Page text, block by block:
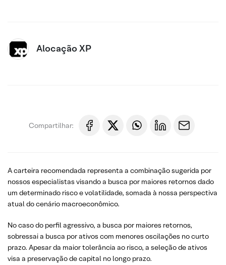
Alocação XP
Compartilhar:
A carteira recomendada representa a combinação sugerida por
nossos especialistas visando a busca por maiores retornos dado
um determinado risco e volatilidade, somada à nossa perspectiva
atual do cenário macroeconômico.
No caso do perfil agressivo, a busca por maiores retornos,
sobressai a busca por ativos com menores oscilações no curto
prazo. Apesar da maior tolerância ao risco, a seleção de ativos
visa a preservação de capital no longo prazo.